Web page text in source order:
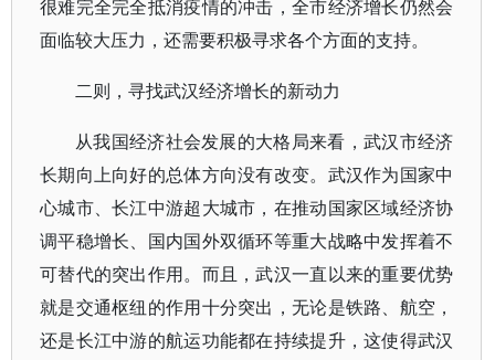
很难完全完全抵消疫情的冲击，全市经济增长仍然会
面临较大压力，还需要积极寻求各个方面的支持。
二则，寻找武汉经济增长的新动力
从我国经济社会发展的大格局来看，武汉市经济
长期向上向好的总体方向没有改变。武汉作为国家中
心城市、长江中游超大城市，在推动国家区域经济协
调平稳增长、国内国外双循环等重大战略中发挥着不
可替代的突出作用。而且，武汉一直以来的重要优势
就是交通枢纽的作用十分突出，无论是铁路、航空，
还是长江中游的航运功能都在持续提升，这使得武汉